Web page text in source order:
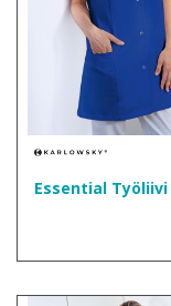
Essential Työliivi